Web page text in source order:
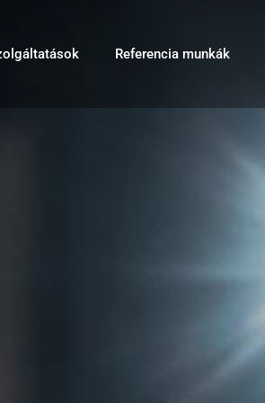
Referencia munkák